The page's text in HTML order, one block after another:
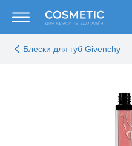
Блески для губ Givenchy